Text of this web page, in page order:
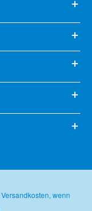
Versandkosten, wenn